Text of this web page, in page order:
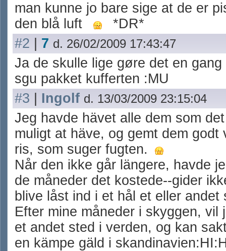
man kunne jo bare sige at de er
den blå luft
*DR*
#2
7 d. 26/02/2009 17:43:47
Ja de skulle lige gøre det en
sgu pakket kufferten :MU
#3
Ingolf d. 13/03/2009 23:15:04
Jeg havde hävet alle dem som
muligt at häve, og gemt dem godt
ris, som suger fugten.
Når den ikke går längere, havde
de måneder det kostede--gider
blive låst ind i et hål et eller andet
Efter mine måneder i skyggen, vil
et andet sted i verden, og kan
en kämpe gäld i